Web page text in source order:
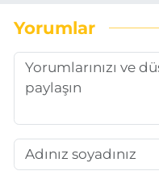
Yorumlar